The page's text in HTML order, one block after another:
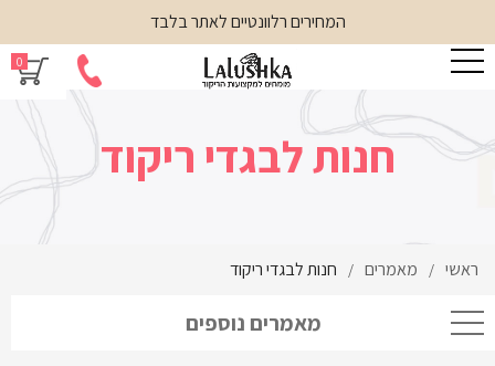
המחירים רלוונטיים לאתר בלבד
0
חנות לבגדי ריקוד
ראשי / מאמרים / חנות לבגדי ריקוד
מאמרים נוספים